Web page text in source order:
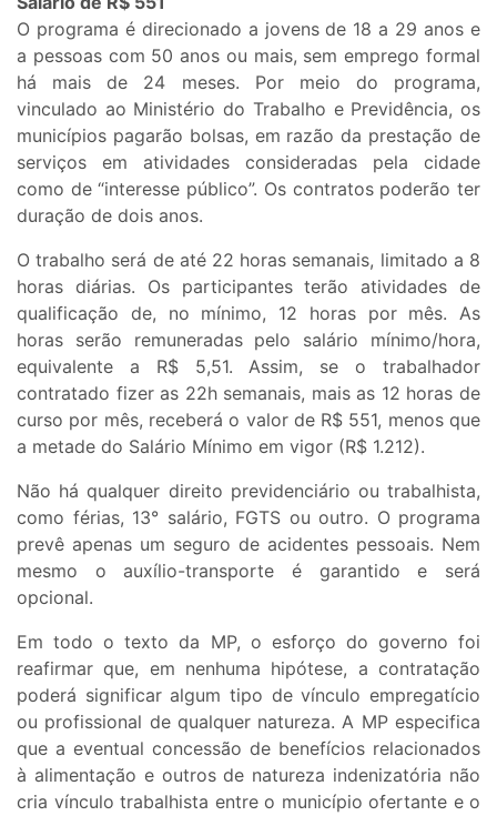
O programa é direcionado a jovens de 18 a 29 anos e
a pessoas com 50 anos ou mais, sem emprego formal
há mais de 24 meses. Por meio do programa,
vinculado ao Ministério do Trabalho e Previdência, os
municípios pagarão bolsas, em razão da prestação de
serviços em atividades consideradas pela cidade
como de “interesse público”. Os contratos poderão ter
duração de dois anos.
O trabalho será de até 22 horas semanais, limitado a 8
horas diárias. Os participantes terão atividades de
qualificação de, no mínimo, 12 horas por mês. As
horas serão remuneradas pelo salário mínimo/hora,
equivalente a R$ 5,51. Assim, se o trabalhador
contratado fizer as 22h semanais, mais as 12 horas de
curso por mês, receberá o valor de R$ 551, menos que
a metade do Salário Mínimo em vigor (R$ 1.212).
Não há qualquer direito previdenciário ou trabalhista,
como férias, 13° salário, FGTS ou outro. O programa
prevê apenas um seguro de acidentes pessoais. Nem
mesmo o auxílio-transporte é garantido e será
opcional.
Em todo o texto da MP, o esforço do governo foi
reafirmar que, em nenhuma hipótese, a contratação
poderá significar algum tipo de vínculo empregatício
ou profissional de qualquer natureza. A MP especifica
que a eventual concessão de benefícios relacionados
à alimentação e outros de natureza indenizatória não
cria vínculo trabalhista entre o município ofertante e o